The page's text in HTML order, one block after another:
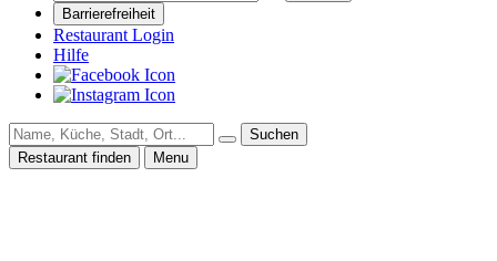
Barrierefreiheit
Restaurant Login
Hilfe
Suchen
Restaurant finden
Menu